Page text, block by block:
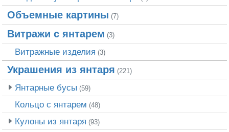
Объемные картины (7)
Витражи с янтарем (3)
Витражные изделия (3)
Украшения из янтаря (221)
Янтарные бусы (59)
Кольцо с янтарем (48)
Кулоны из янтаря (93)